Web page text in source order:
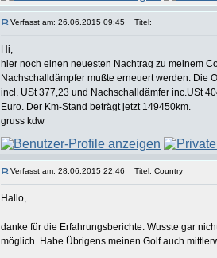
Verfasst am: 26.06.2015 09:45 Titel:
Hi,
hier noch einen neuesten Nachtrag zu meinem
Nachschalldämpfer mußte erneuert werden. Die
incl. USt 377,23 und Nachschalldämfer inc.USt
Euro. Der Km-Stand beträgt jetzt 149450km.
gruss kdw
Verfasst am: 28.06.2015 22:46 Titel: Country
Hallo,
danke für die Erfahrungsberichte. Wusste gar
möglich. Habe Übrigens meinen Golf auch